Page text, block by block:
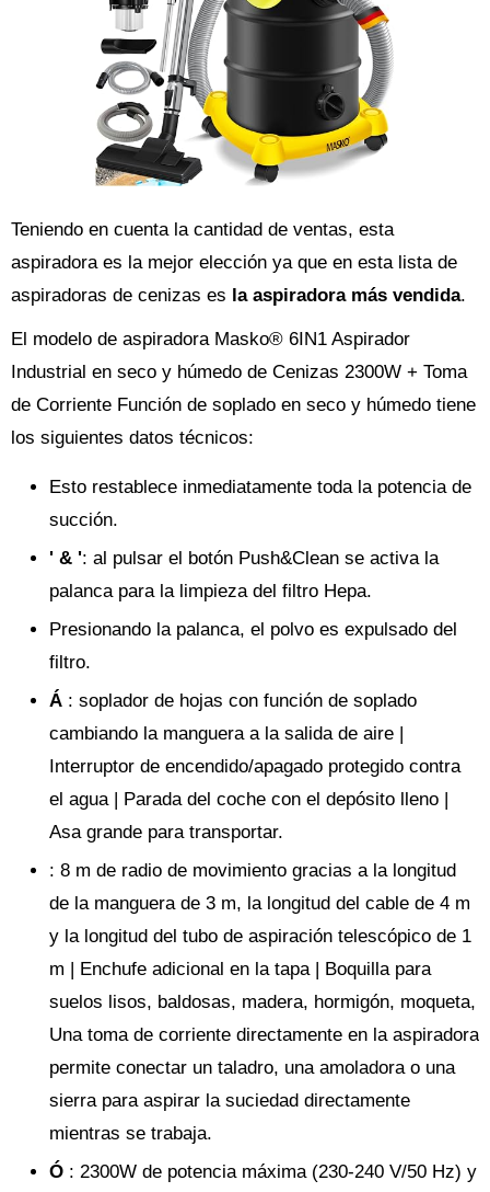
Teniendo en cuenta la cantidad de ventas, esta
aspiradora es la mejor elección ya que en esta lista de
aspiradoras de cenizas es la aspiradora más vendida.
El modelo de aspiradora Masko® 6IN1 Aspirador
Industrial en seco y húmedo de Cenizas 2300W + Toma
de Corriente Función de soplado en seco y húmedo tiene
los siguientes datos técnicos:
Esto restablece inmediatamente toda la potencia de
succión.
' & ': al pulsar el botón Push&Clean se activa la
palanca para la limpieza del filtro Hepa.
Presionando la palanca, el polvo es expulsado del
filtro.
Á : soplador de hojas con función de soplado
cambiando la manguera a la salida de aire |
Interruptor de encendido/apagado protegido contra
el agua | Parada del coche con el depósito lleno |
Asa grande para transportar.
: 8 m de radio de movimiento gracias a la longitud
de la manguera de 3 m, la longitud del cable de 4 m
y la longitud del tubo de aspiración telescópico de 1
m | Enchufe adicional en la tapa | Boquilla para
suelos lisos, baldosas, madera, hormigón, moqueta,
Una toma de corriente directamente en la aspiradora
permite conectar un taladro, una amoladora o una
sierra para aspirar la suciedad directamente
mientras se trabaja.
Ó : 2300W de potencia máxima (230-240 V/50 Hz) y